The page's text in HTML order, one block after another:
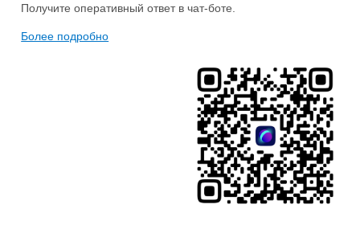
Получите оперативный ответ в чат-боте.
Более подробно